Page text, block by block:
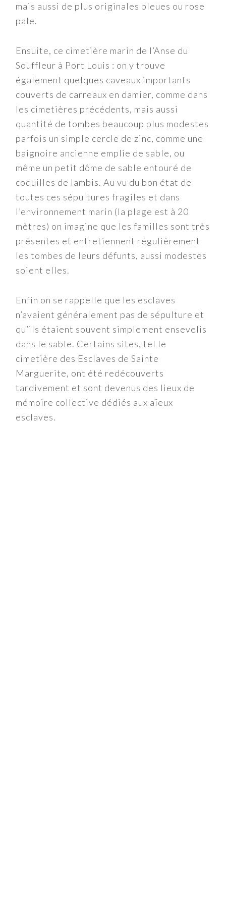
mais aussi de plus originales bleues ou rose
pale.
Ensuite, ce cimetière marin de l’Anse du
Souffleur à Port Louis : on y trouve
également quelques caveaux importants
couverts de carreaux en damier, comme dans
les cimetières précédents, mais aussi
quantité de tombes beaucoup plus modestes
parfois un simple cercle de zinc, comme une
baignoire ancienne emplie de sable, ou
même un petit dôme de sable entouré de
coquilles de lambis. Au vu du bon état de
toutes ces sépultures fragiles et dans
l’environnement marin (la plage est à 20
mètres) on imagine que les familles sont très
présentes et entretiennent régulièrement
les tombes de leurs défunts, aussi modestes
soient elles.
Enfin on se rappelle que les esclaves
n’avaient généralement pas de sépulture et
qu’ils étaient souvent simplement ensevelis
dans le sable. Certains sites, tel le
cimetière des Esclaves de Sainte
Marguerite, ont été redécouverts
tardivement et sont devenus des lieux de
mémoire collective dédiés aux aïeux
esclaves.